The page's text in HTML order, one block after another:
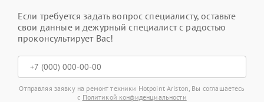
Если требуется задать вопрос специалисту, оставьте
свои данные и дежурный специалист с радостью
проконсультирует Вас!
Отправляя заявку на ремонт техники Hotpoint Ariston, Вы соглашаетесь
с Политикой конфиденциальности